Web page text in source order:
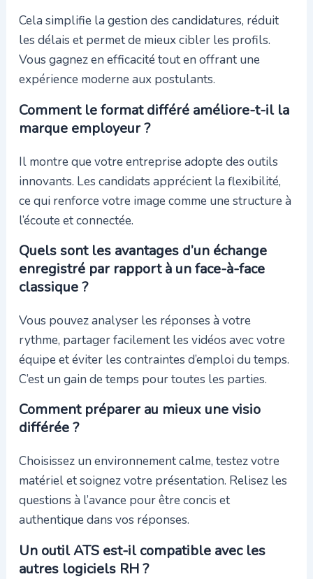
Cela simplifie la gestion des candidatures, réduit
les délais et permet de mieux cibler les profils.
Vous gagnez en efficacité tout en offrant une
expérience moderne aux postulants.
Comment le format différé améliore-t-il la
marque employeur ?
Il montre que votre entreprise adopte des outils
innovants. Les candidats apprécient la flexibilité,
ce qui renforce votre image comme une structure à
l’écoute et connectée.
Quels sont les avantages d’un échange
enregistré par rapport à un face-à-face
classique ?
Vous pouvez analyser les réponses à votre
rythme, partager facilement les vidéos avec votre
équipe et éviter les contraintes d’emploi du temps.
C’est un gain de temps pour toutes les parties.
Comment préparer au mieux une visio
différée ?
Choisissez un environnement calme, testez votre
matériel et soignez votre présentation. Relisez les
questions à l’avance pour être concis et
authentique dans vos réponses.
Un outil ATS est-il compatible avec les
autres logiciels RH ?